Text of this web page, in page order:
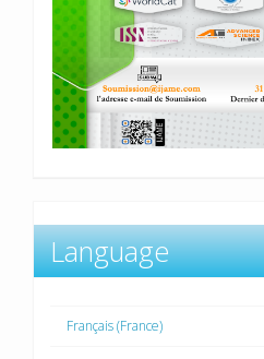
Language
Français (France)